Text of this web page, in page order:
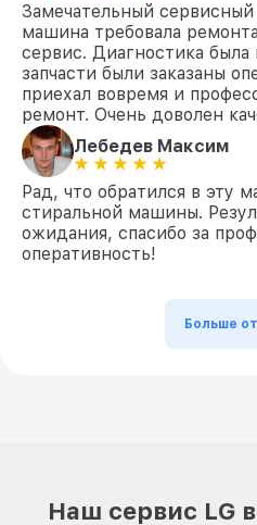
Замечательный
машина требовала
сервис. Диагностика
запчасти были заказаны
приехал вовремя и
ремонт. Очень доволен
Лебедев Максим
Рад, что обратился в эту
стиральной машины.
ожидания, спасибо за
оперативность!
Больше
Наш сервис LG